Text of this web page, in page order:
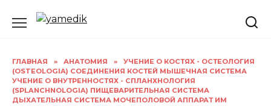
ГЛАВНАЯ » АНАТОМИЯ »
УЧЕНИЕ О КОСТЯХ - ОСТЕОЛОГИЯ
(OSTEOLOGIA) СОЕДИНЕНИЯ КОСТЕЙ МЫШЕЧНАЯ СИСТЕМА
УЧЕНИЕ О ВНУТРЕННОСТЯХ - СПЛАНХНОЛОГИЯ
(SPLANCHNOLOGIA) ПИЩЕВАРИТЕЛЬНАЯ СИСТЕМА
ДЫХАТЕЛЬНАЯ СИСТЕМА МОЧЕПОЛОВОЙ АППАРАТ ИМ